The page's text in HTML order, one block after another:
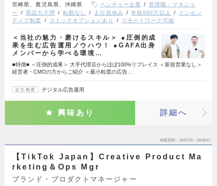
宮崎県、鹿児島県、沖縄県
ベンチャー企業
管理職・マネジャ
ー
英語力不問 転勤なし 土日祝休み 年収600万以上
インセン
ティブ制度
ストックオプションあり リモートワーク可能
＜当社の魅力・磨けるスキル＞ ●圧倒的成
果を生む広告運用ノウハウ！ ●GAFA出身
メンバーから学べる環境…
■特徴■ ＜圧倒的成果＞ 大手代理店からほぼ100%リプレイス ＜新規営業なし＞
経営者・CMOの方からご紹介 ＜最小粒度の広告…
会社概要 デジタル広告運用
興味あり 詳細へ
掲載期間 26/07/30～26/08/12
【TikTok Japan】Creative Product Ma
rketing＆Ops Mgr
ブランド・プロダクトマネージャー